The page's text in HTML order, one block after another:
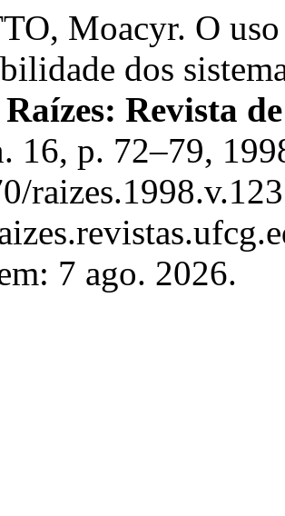
Moacyr. O
dos
Raízes: Revista
16, p. 72–79,
7 ago. 2026.